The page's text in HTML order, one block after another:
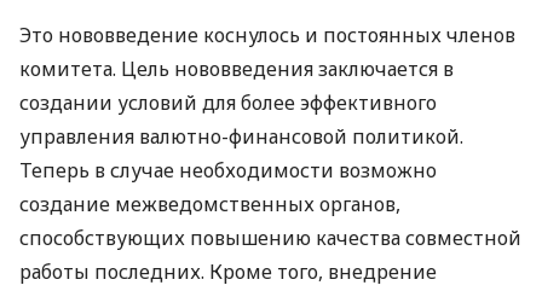
Это нововведение коснулось и постоянных членов
комитета. Цель нововведения заключается в
создании условий для более эффективного
управления валютно-финансовой политикой.
Теперь в случае необходимости возможно
создание межведомственных органов,
способствующих повышению качества совместной
работы последних. Кроме того, внедрение